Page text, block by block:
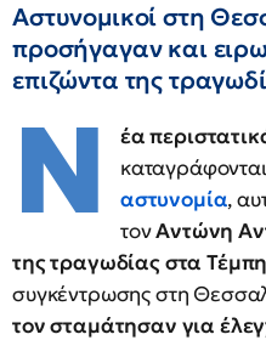
Αστυνομικοί στη
προσήγαγαν και
επιζώντα της
Ν
έα
αστυνομία,
τονΑντώνη
της τραγωδίας στα
συγκέντρωσης στη
τον σταμάτησαν για